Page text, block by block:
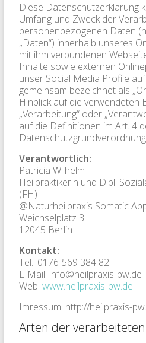
Diese Datenschutzerklärung
Umfang und Zweck der
personenbezogenen Daten
„Daten“) innerhalb unseres
mit ihm verbundenen
Inhalte sowie externen
unser Social Media Profile
gemeinsam bezeichnet als
Hinblick auf die verwendeten
„Verarbeitung“ oder
auf die Definitionen im Art. 4
Datenschutzgrundverordnung
Verantwortlich:
Patricia Wilhelm
Heilpraktikerin und Dipl.
(FH)
@Naturheilpraxis Somatic
Weichselplatz 3
12045 Berlin
Kontakt:
Tel.: 0176-569 384 82
E-Mail: info@heilpraxis-pw.de
Web: www.heilpraxis-pw.de
Imressum: http://heilpraxis-
Arten der